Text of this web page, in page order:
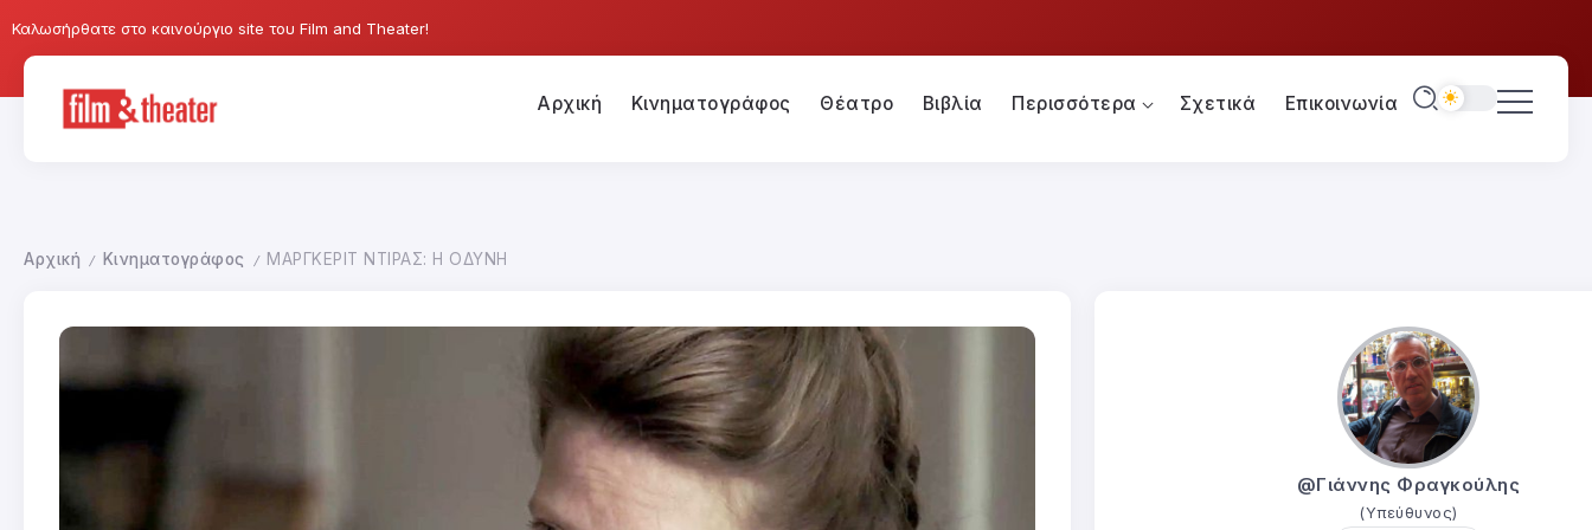
Καλωσήρθατε στο καινούργιο site του Film and Theater!
Αρχική Κινηματογράφος Θέατρο Βιβλία Περισσότερα Σχετικά Επικοινωνία
Αρχική / Κινηματογράφος / ΜΑΡΓΚΕΡΙΤ ΝΤΙΡΑΣ: Η ΟΔΥΝΗ
@Γιάννης Φραγκούλης
(Υπεύθυνος)